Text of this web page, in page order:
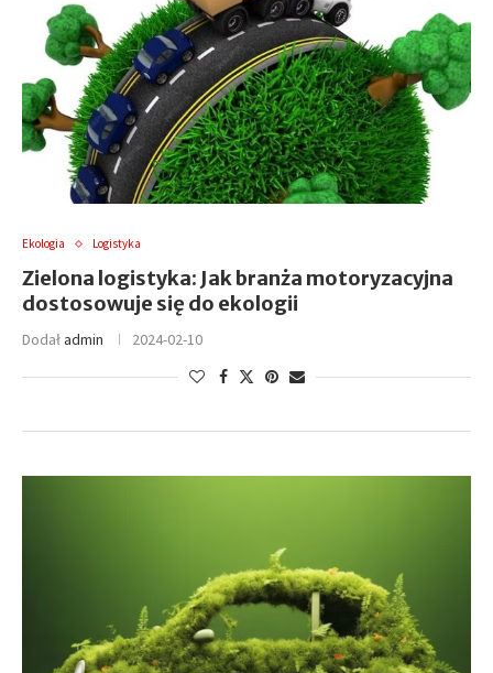
Ekologia Logistyka
Zielona logistyka: Jak branża motoryzacyjna
dostosowuje się do ekologii
Dodaładmin 2024-02-10